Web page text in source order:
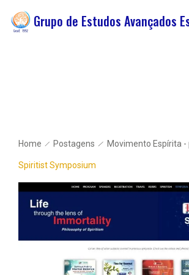
Grupo de Estudos Avançados
Home Postagens Movimento Espírita -
Spiritist Symposium